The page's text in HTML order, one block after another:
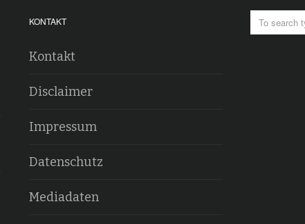
KONTAKT
Kontakt
Disclaimer
Impressum
Datenschutz
Mediadaten